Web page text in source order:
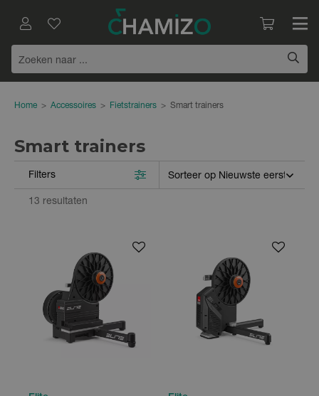
Home > Accessoires > Fietstrainers > Smart trainers
Smart trainers
Filters
13 resultaten